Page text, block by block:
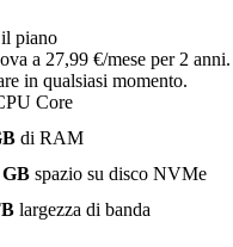
piano
a 27,99 €/mese per 2
in qualsiasi momento.
Core
di RAM
GB spazio su disco NVMe
largezza di banda